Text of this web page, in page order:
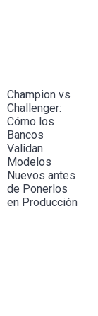
Champion vs
Challenger:
Cómo los
Bancos
Validan
Modelos
Nuevos antes
de Ponerlos
en Producción